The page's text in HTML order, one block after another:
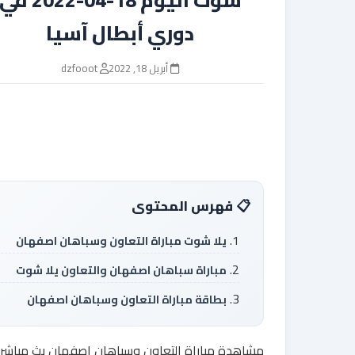
دوري أبطال آسيا
أبريل 18, 2022 dzfooot
فهرس المحتوى
يلا شوت مباراة التعاون وسباهان اصفهان
مباراة سباهان اصفهان والتعاون يلا شوت
بطاقة مباراة التعاون وسباهان اصفهان
مشاهدة مباراة التعاون وسباهان اصفهان بث مباشر